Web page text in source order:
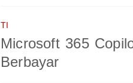
TI
Microsoft 365
Berbayar